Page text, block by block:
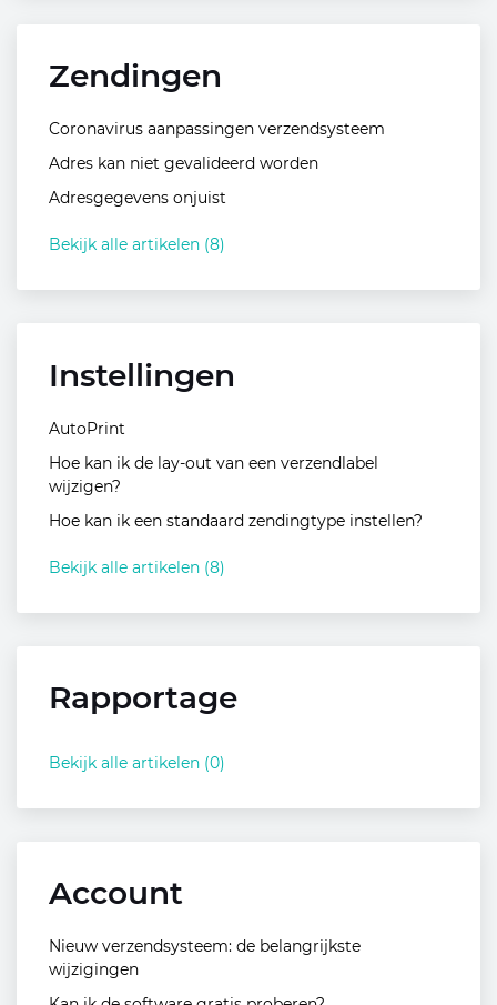
Zendingen
Coronavirus aanpassingen verzendsysteem
Adres kan niet gevalideerd worden
Adresgegevens onjuist
Bekijk alle artikelen (8)
Instellingen
AutoPrint
Hoe kan ik de lay-out van een verzendlabel
wijzigen?
Hoe kan ik een standaard zendingtype instellen?
Bekijk alle artikelen (8)
Rapportage
Bekijk alle artikelen (0)
Account
Nieuw verzendsysteem: de belangrijkste
wijzigingen